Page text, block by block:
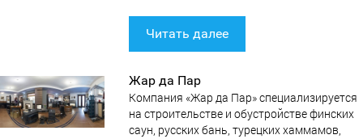
Читать далее
Жар да Пар
Компания «Жар да Пар» специализируется
на строительстве и обустройстве финских
саун, русских бань, турецких хаммамов,